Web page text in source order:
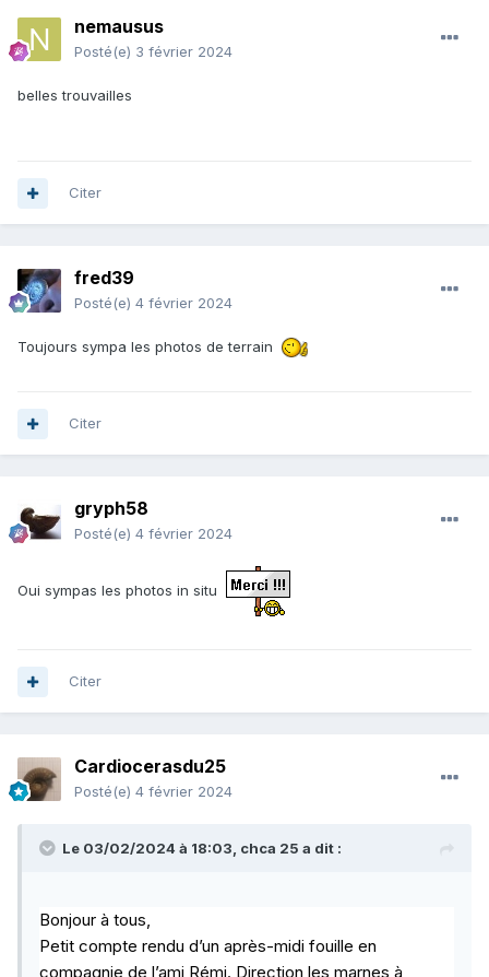
nemausus
Posté(e) 3 février 2024
belles trouvailles
Citer
fred39
Posté(e) 4 février 2024
Toujours sympa les photos de terrain
Citer
gryph58
Posté(e) 4 février 2024
Oui sympas les photos in situ
Citer
Cardiocerasdu25
Posté(e) 4 février 2024
Le 03/02/2024 à 18:03, chca 25 a dit :
Bonjour à tous,
Petit compte rendu d’un après-midi fouille en
compagnie de l’ami Rémi. Direction les marnes à